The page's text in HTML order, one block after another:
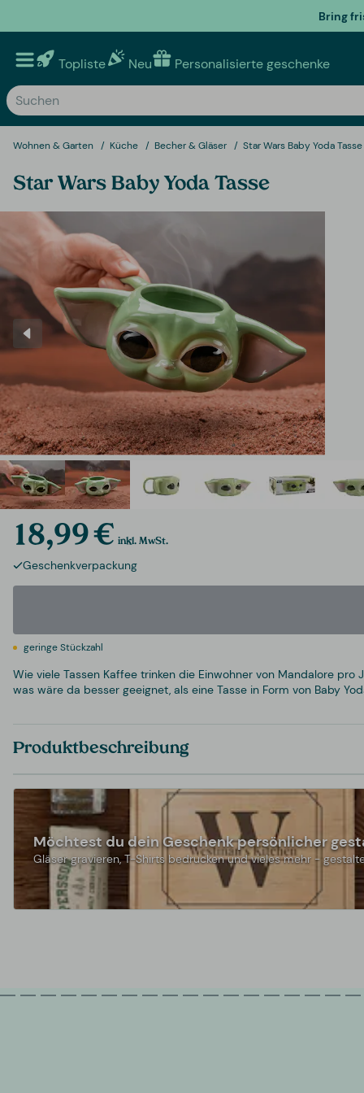
Bring
Topliste Neu Personalisierte geschenke
Wohnen & Garten Küche Becher & Gläser Star Wars Baby Yoda Tasse
Star Wars Baby Yoda Tasse
18,99 € inkl. MwSt.
Geschenkverpackung
geringe Stückzahl
Wie viele Tassen Kaffee trinken die Einwohner von Mandalore
was wäre da besser geeignet, als eine Tasse in Form von Baby
Produktbeschreibung
Möchtest du dein Geschenk persönlicher
Gläser gravieren, T-Shirts bedrucken und vieles mehr -